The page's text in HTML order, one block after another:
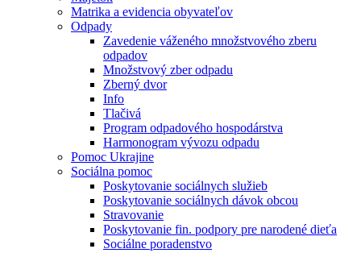
Matrika a evidencia obyvateľov
Odpady
Zavedenie váženého množstvového zberu
odpadov
Množstvový zber odpadu
Zberný dvor
Info
Tlačivá
Program odpadového hospodárstva
Harmonogram vývozu odpadu
Pomoc Ukrajine
Sociálna pomoc
Poskytovanie sociálnych služieb
Poskytovanie sociálnych dávok obcou
Stravovanie
Poskytovanie fin. podpory pre narodené dieťa
Sociálne poradenstvo